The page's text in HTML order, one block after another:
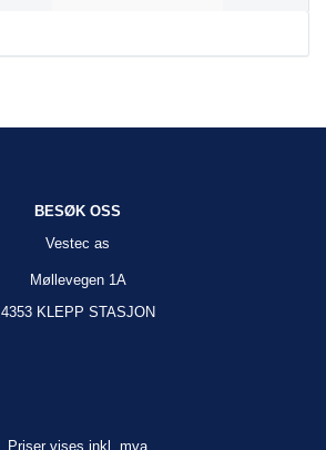
BESØK OSS
Vestec as
Møllevegen 1A
4353 KLEPP STASJON
Priser vises inkl. mva